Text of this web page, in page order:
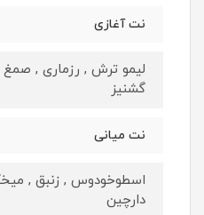
نت آغازی
لیمو ترش , رزماری , صمغ
گشنیز
نت میانی
اسطوخودوس , زنبق ,
دارچین